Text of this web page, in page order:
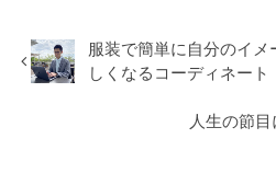
服装で簡単に自分のイ
しくなるコーディネート
人生の節